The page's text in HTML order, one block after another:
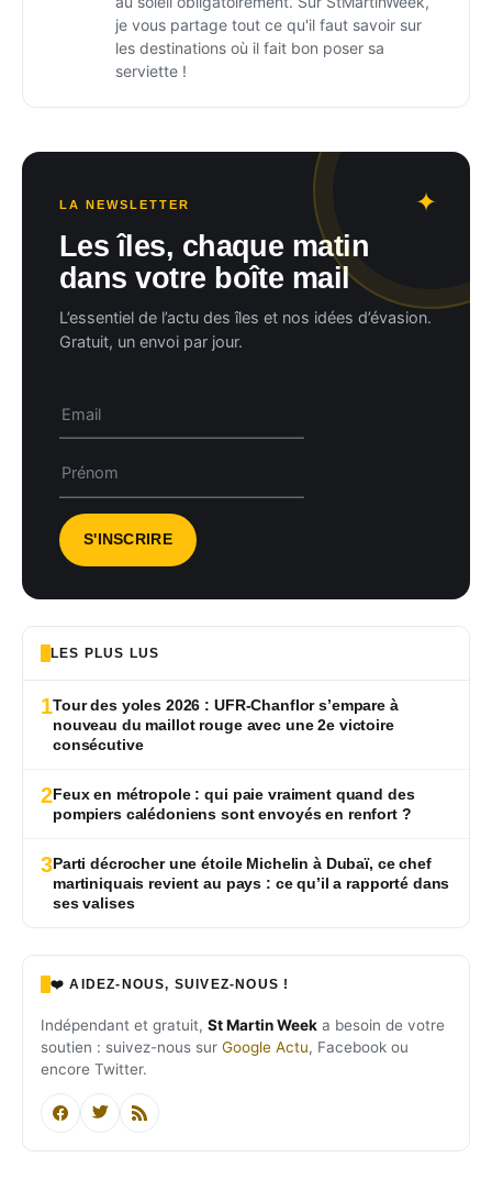
je vous partage tout ce qu'il faut savoir sur
les destinations où il fait bon poser sa
serviette !
LA NEWSLETTER
Les îles, chaque matin
dans votre boîte mail
L’essentiel de l’actu des îles et nos idées d’évasion.
Gratuit, un envoi par jour.
LES PLUS LUS
1Tour des yoles 2026 : UFR-Chanflor s’empare à
nouveau du maillot rouge avec une 2e victoire
consécutive
2Feux en métropole : qui paie vraiment quand des
pompiers calédoniens sont envoyés en renfort ?
3Parti décrocher une étoile Michelin à Dubaï, ce chef
martiniquais revient au pays : ce qu’il a rapporté dans
ses valises
❤️ AIDEZ-NOUS, SUIVEZ-NOUS !
Indépendant et gratuit, St Martin Week a besoin de votre
soutien : suivez-nous sur Google Actu, Facebook ou
encore Twitter.